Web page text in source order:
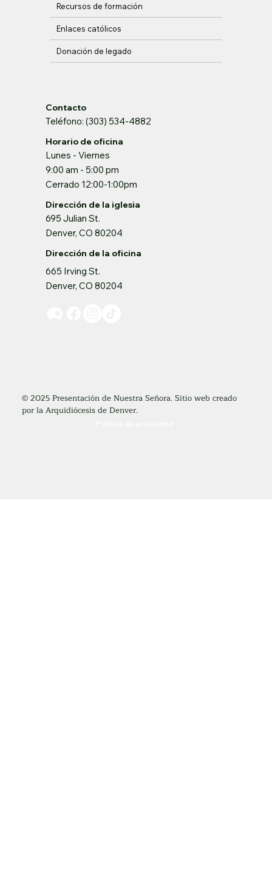
Recursos de formación
Enlaces católicos
Donación de legado
Contacto
Teléfono: (303) 534-4882
Horario de oficina
Lunes - Viernes
9:00 am - 5:00 pm
Cerrado 12:00-1:00pm
Dirección de la iglesia
695 Julian St.
Denver, CO 80204
Dirección de la oficina
665 Irving St.
Denver, CO 80204
© 2025 Presentación de Nuestra Señora. Sitio web creado
por la Arquidiócesis de Denver.